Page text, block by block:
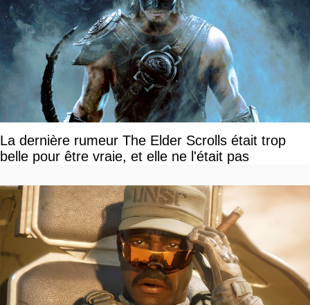
La dernière rumeur The Elder Scrolls était trop
belle pour être vraie, et elle ne l'était pas